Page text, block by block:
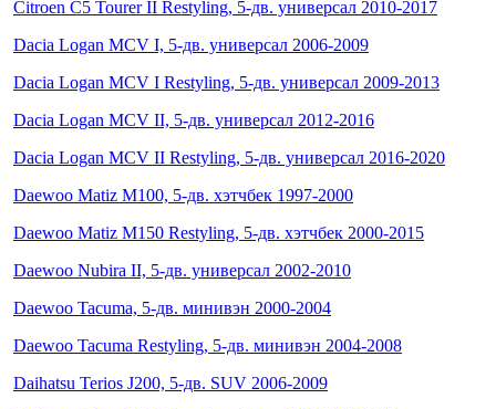
Citroen C5 Tourer II Restyling, 5-дв. универсал 2010-2017
Dacia Logan MCV I, 5-дв. универсал 2006-2009
Dacia Logan MCV I Restyling, 5-дв. универсал 2009-2013
Dacia Logan MCV II, 5-дв. универсал 2012-2016
Dacia Logan MCV II Restyling, 5-дв. универсал 2016-2020
Daewoo Matiz M100, 5-дв. хэтчбек 1997-2000
Daewoo Matiz M150 Restyling, 5-дв. хэтчбек 2000-2015
Daewoo Nubira II, 5-дв. универсал 2002-2010
Daewoo Tacuma, 5-дв. минивэн 2000-2004
Daewoo Tacuma Restyling, 5-дв. минивэн 2004-2008
Daihatsu Terios J200, 5-дв. SUV 2006-2009